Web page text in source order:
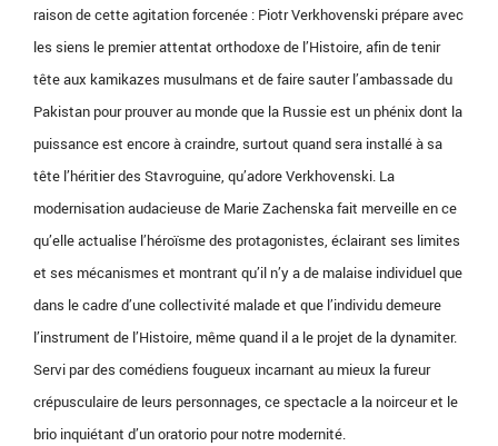
raison de cette agitation forcenée : Piotr Verkhovenski prépare avec
les siens le premier attentat orthodoxe de l’Histoire, afin de tenir
tête aux kamikazes musulmans et de faire sauter l’ambassade du
Pakistan pour prouver au monde que la Russie est un phénix dont la
puissance est encore à craindre, surtout quand sera installé à sa
tête l’héritier des Stavroguine, qu’adore Verkhovenski. La
modernisation audacieuse de Marie Zachenska fait merveille en ce
qu’elle actualise l’héroïsme des protagonistes, éclairant ses limites
et ses mécanismes et montrant qu’il n’y a de malaise individuel que
dans le cadre d’une collectivité malade et que l’individu demeure
l’instrument de l’Histoire, même quand il a le projet de la dynamiter.
Servi par des comédiens fougueux incarnant au mieux la fureur
crépusculaire de leurs personnages, ce spectacle a la noirceur et le
brio inquiétant d’un oratorio pour notre modernité.